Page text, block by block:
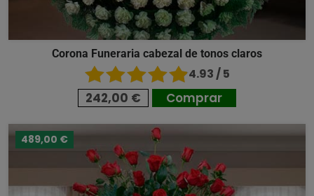
Corona Funeraria cabezal de tonos claros
4.93 / 5
242,00 € Comprar
489,00 €